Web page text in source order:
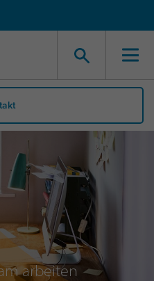
arbeiten